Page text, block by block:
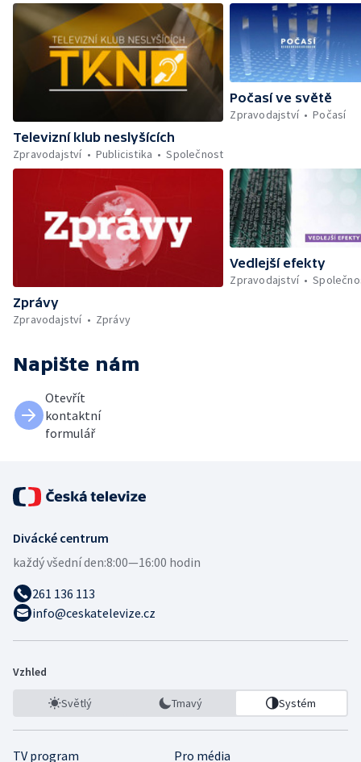
Televizní klub neslyšících
Zpravodajství
Publicistika Společnost
Počasí ve světě
Zpravodajství
Počasí
Zprávy
Zpravodajství
Zprávy
Vedlejší efekty
Zpravodajství
Napište nám
Otevřít
kontaktní
formulář
Divácké centrum
každý všední den:8:00—16:00 hodin
261 136 113
info@ceskatelevize.cz
Vzhled
Světlý Tmavý Systém
TV program Pro média